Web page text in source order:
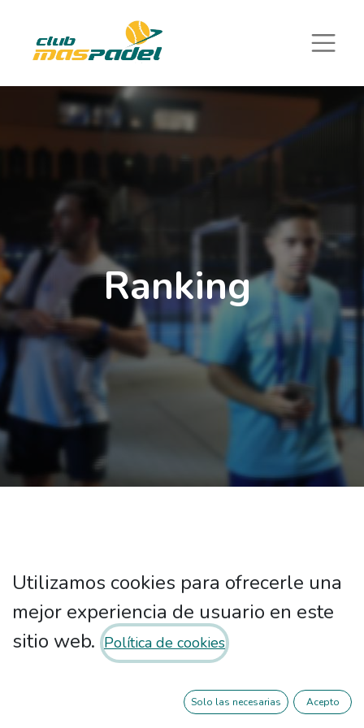
Ranking
Rankings de nuestros
equipos
Utilizamos cookies para ofrecerle una
mejor experiencia de usuario en este
sitio web. Política de cookies
Solo las necesarias Acepto